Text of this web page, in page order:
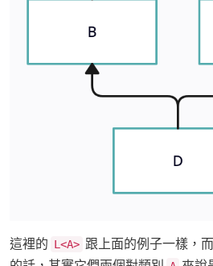
這裡的 L<A> 跟上面的例子一樣，而